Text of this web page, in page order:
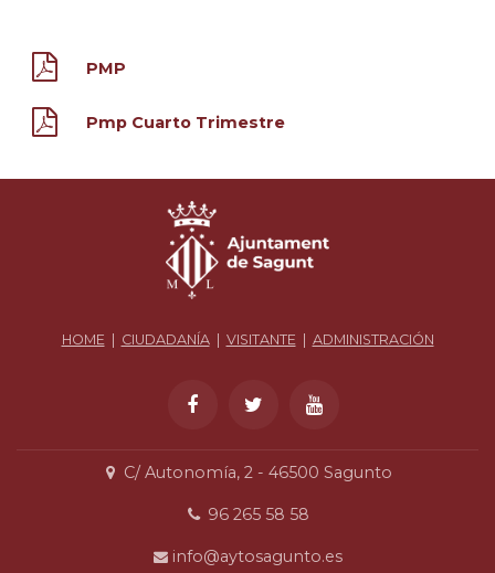
PMP
Pmp Cuarto Trimestre
HOME | CIUDADANÍA| VISITANTE | ADMINISTRACIÓN
C/ Autonomía, 2 - 46500 Sagunto
96 265 58 58
info@aytosagunto.es